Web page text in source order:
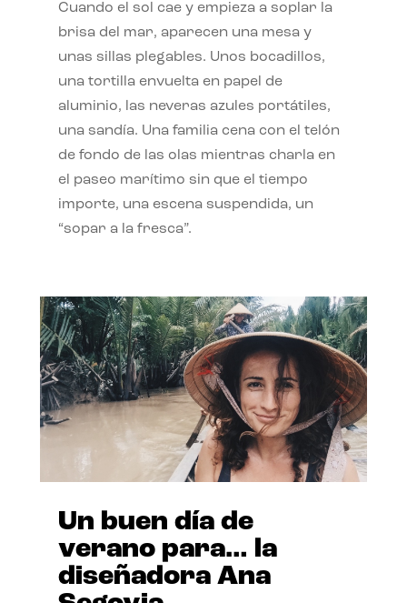
Cuando el sol cae y empieza a soplar la
brisa del mar, aparecen una mesa y
unas sillas plegables. Unos bocadillos,
una tortilla envuelta en papel de
aluminio, las neveras azules portátiles,
una sandía. Una familia cena con el telón
de fondo de las olas mientras charla en
el paseo marítimo sin que el tiempo
importe, una escena suspendida, un
“sopar a la fresca”.
Un buen día de
verano para… la
diseñadora Ana